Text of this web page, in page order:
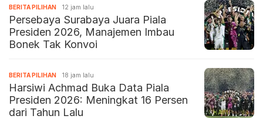
BERITA PILIHAN 12 jam lalu
Persebaya Surabaya Juara Piala
Presiden 2026, Manajemen Imbau
Bonek Tak Konvoi
BERITA PILIHAN 18 jam lalu
Harsiwi Achmad Buka Data Piala
Presiden 2026: Meningkat 16 Persen
dari Tahun Lalu